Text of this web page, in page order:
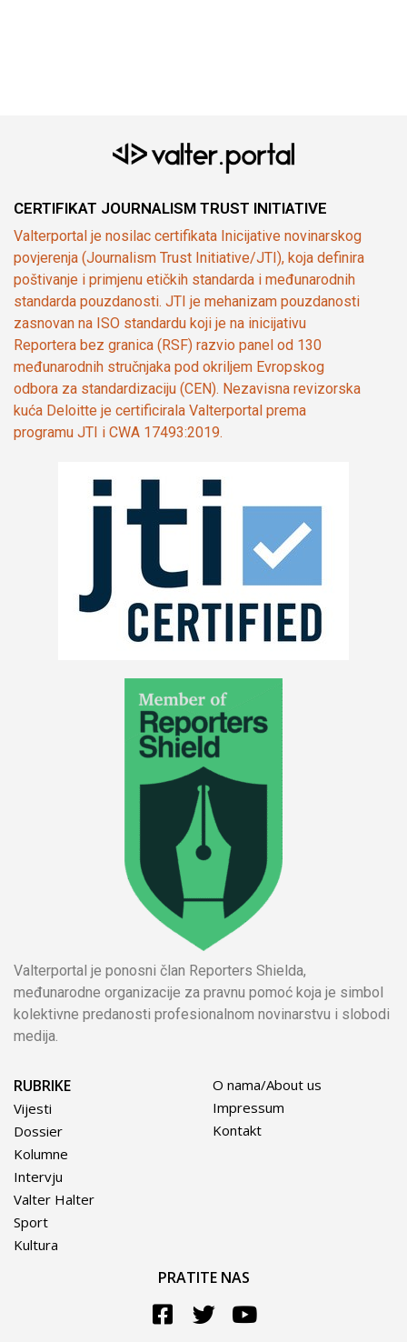
CERTIFIKAT JOURNALISM TRUST INITIATIVE
Valterportal je nosilac certifikata Inicijative novinarskog
povjerenja (Journalism Trust Initiative/JTI), koja definira
poštivanje i primjenu etičkih standarda i međunarodnih
standarda pouzdanosti. JTI je mehanizam pouzdanosti
zasnovan na ISO standardu koji je na inicijativu
Reportera bez granica (RSF) razvio panel od 130
međunarodnih stručnjaka pod okriljem Evropskog
odbora za standardizaciju (CEN). Nezavisna revizorska
kuća Deloitte je certificirala Valterportal prema
programu JTI i CWA 17493:2019.
Valterportal je ponosni član Reporters Shielda,
međunarodne organizacije za pravnu pomoć koja je simbol
kolektivne predanosti profesionalnom novinarstvu i slobodi
medija.
RUBRIKE
Vijesti
Dossier
Kolumne
Intervju
Valter Halter
Sport
Kultura
O nama/About us
Impressum
Kontakt
PRATITE NAS